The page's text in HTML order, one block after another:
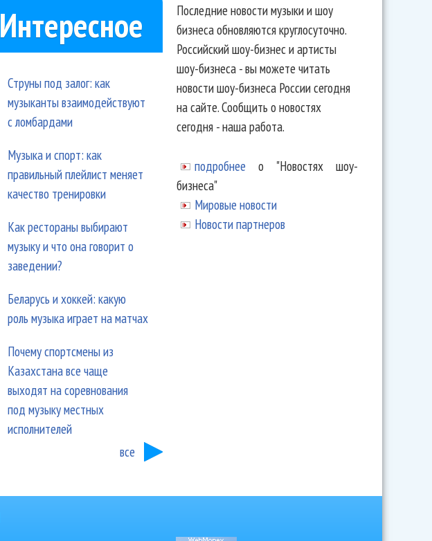
Интересное
Струны под залог: как
музыканты взаимодействуют
с ломбардами
Музыка и спорт: как
правильный плейлист меняет
качество тренировки
Как рестораны выбирают
музыку и что она говорит о
заведении?
Беларусь и хоккей: какую
роль музыка играет на матчах
Почему спортсмены из
Казахстана все чаще
выходят на соревнования
под музыку местных
исполнителей
все
Последние новости музыки и шоу
бизнеса обновляются круглосуточно.
Российский шоу-бизнес и артисты
шоу-бизнеса - вы можете читать
новости шоу-бизнеса России сегодня
на сайте. Сообщить о новостях
сегодня - наша работа.
подробнее о "Новостях шоу-
бизнеса"
Мировые новости
Новости партнеров